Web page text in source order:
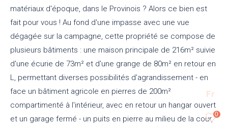
Fr
0
matériaux d'époque, dans le Provinois ? Alors ce bien est
fait pour vous ! Au fond d'une impasse avec une vue
dégagée sur la campagne, cette propriété se compose de
plusieurs bâtiments : une maison principale de 216m² suivie
d'une écurie de 73m² et d'une grange de 80m² en retour en
L, permettant diverses possibilités d'agrandissement - en
face un bâtiment agricole en pierres de 200m²
compartimenté à l'intérieur, avec en retour un hangar ouvert
et un garage fermé - un puits en pierre au milieu de la cour,